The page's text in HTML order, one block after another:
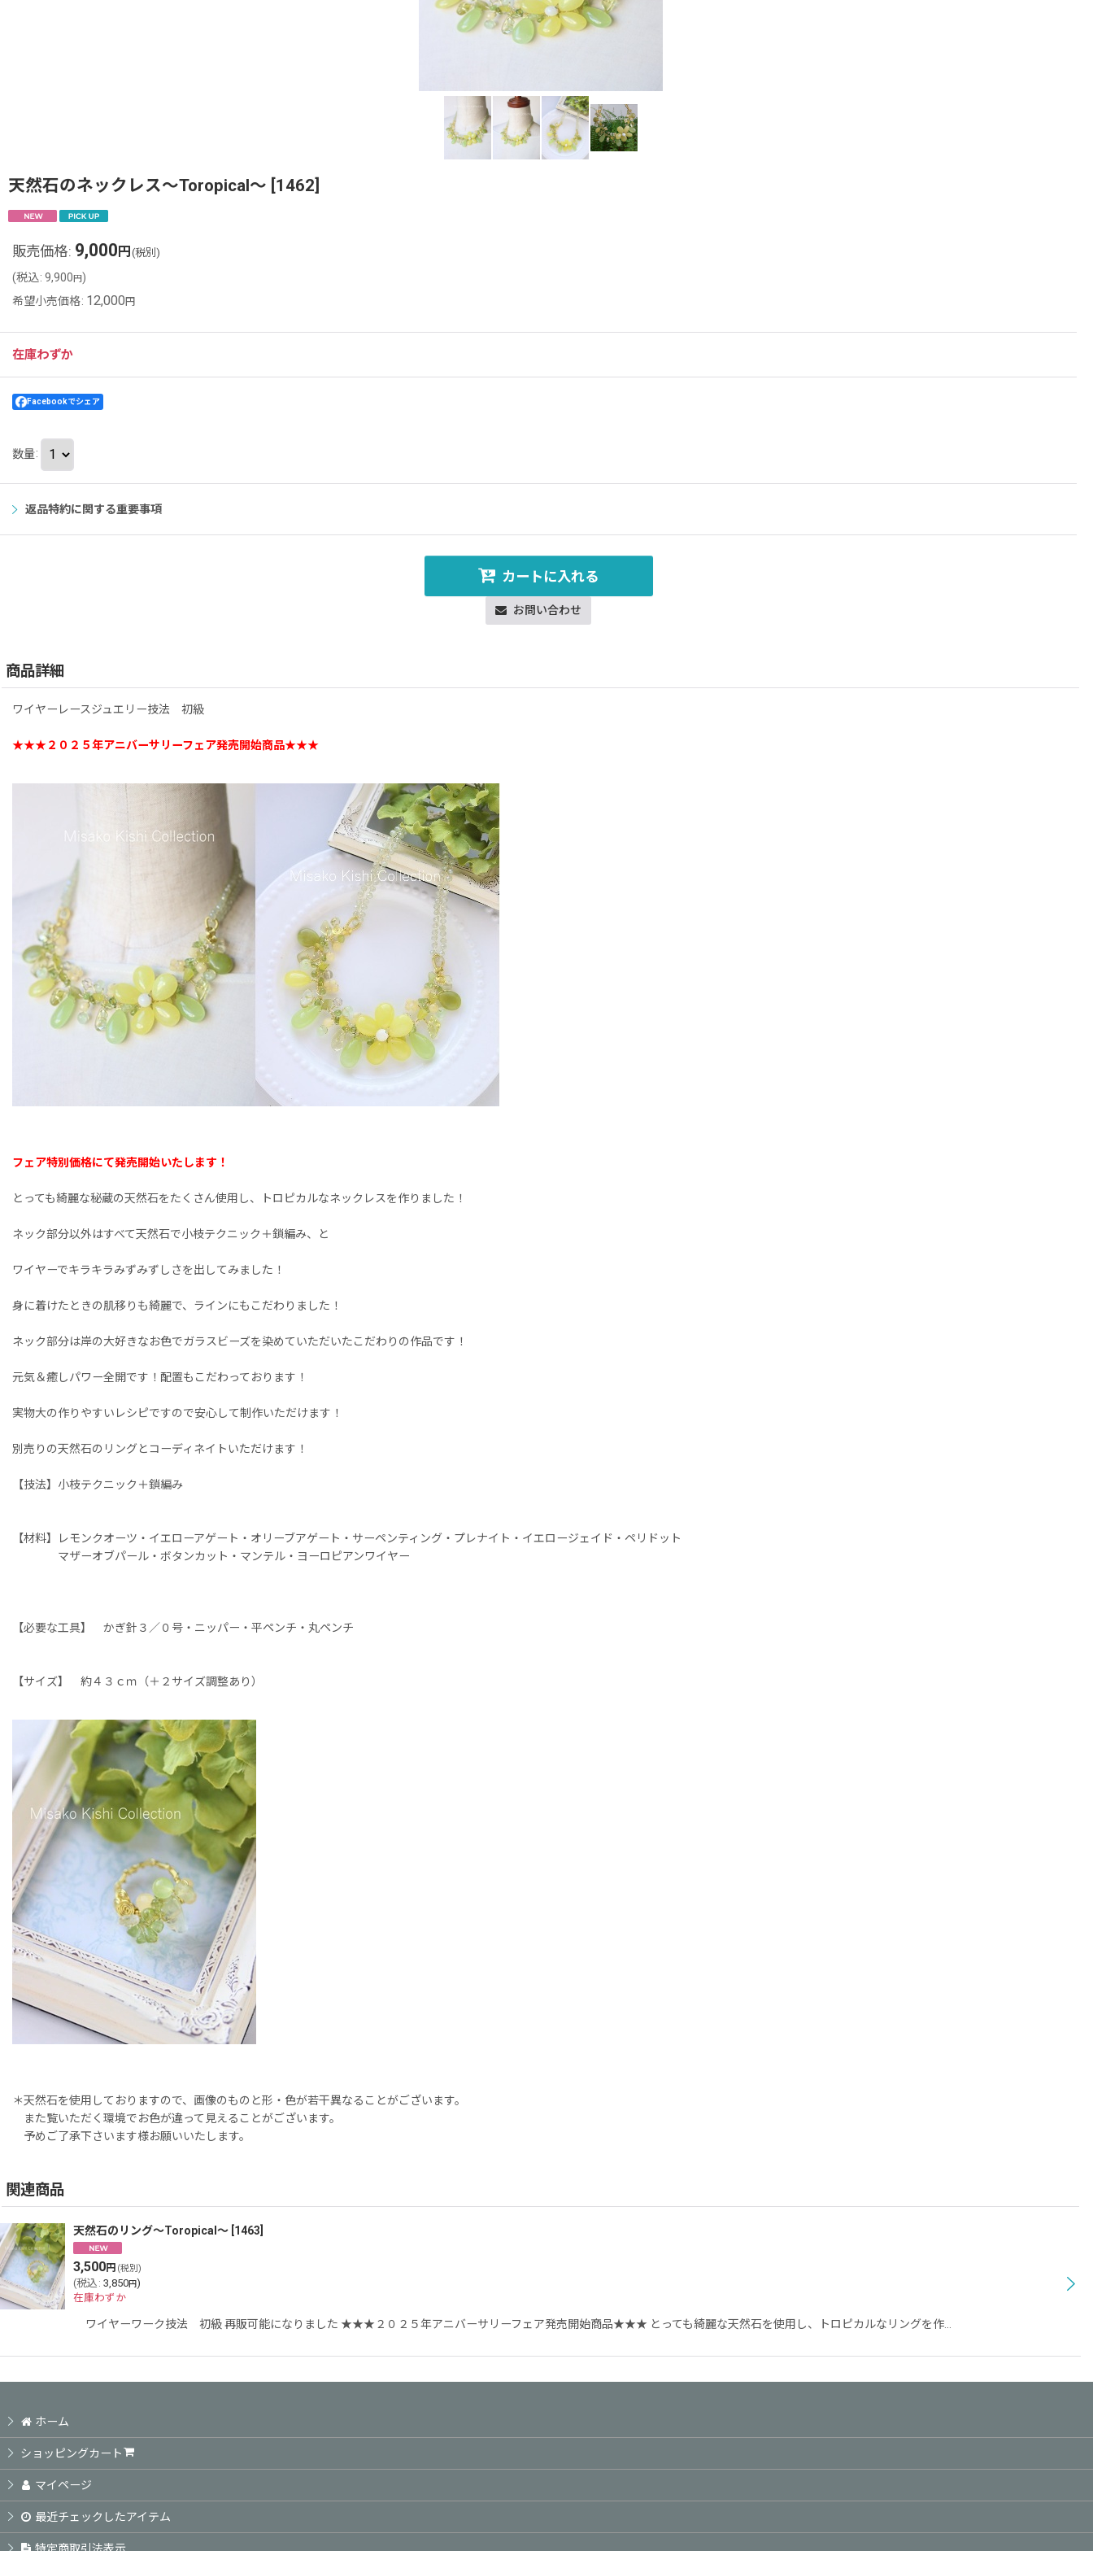
天然石のネックレス〜Toropical〜 [1462]
販売価格: 9,000 円 (税別)
(税込: 9,900円)
希望小売価格: 12,000円
在庫わずか
Facebookでシェア
数量:
返品特約に関する重要事項
カートに入れる
お問い合わせ
商品詳細
ワイヤーレースジュエリー技法 初級
★★★２０２５年アニバーサリーフェア発売開始商品★★★
フェア特別価格にて発売開始いたします！
とっても綺麗な秘蔵の天然石をたくさん使用し、トロピカルなネックレスを作りました！
ネック部分以外はすべて天然石で小枝テクニック＋鎖編み、と
ワイヤーでキラキラみずみずしさを出してみました！
身に着けたときの肌移りも綺麗で、ラインにもこだわりました！
ネック部分は岸の大好きなお色でガラスビーズを染めていただいたこだわりの作品です！
元気＆癒しパワー全開です！配置もこだわっております！
実物大の作りやすいレシピですので安心して制作いただけます！
別売りの天然石のリングとコーディネイトいただけます！
【技法】小枝テクニック＋鎖編み
【材料】レモンクオーツ・イエローアゲート・オリーブアゲート・サーペンティング・プレナイト・イエロージェイド・ペリドット
マザーオブパール・ボタンカット・マンテル・ヨーロピアンワイヤー
【必要な工具】 かぎ針３／０号・ニッパー・平ペンチ・丸ペンチ
【サイズ】 約４３ｃｍ（＋２サイズ調整あり）
＊天然石を使用しておりますので、画像のものと形・色が若干異なることがございます。
また覧いただく環境でお色が違って見えることがございます。
予めご了承下さいます様お願いいたします。
関連商品
天然石のリング〜Toropical〜 1463
3,500円 (税別)
(税込 : 3,850円)
在庫わずか
ワイヤーワーク技法 初級 再販可能になりました ★★★２０２５年アニバーサリーフェア発売開始商品★★★ とっても綺麗な天然石を使用し、トロピカルなリングを作…
ホーム
ショッピングカート
マイページ
最近チェックしたアイテム